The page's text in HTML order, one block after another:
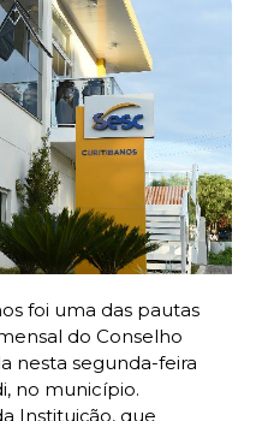
foi uma das pautas
do Conselho
nesta segunda-feira
no município.
Instituição, que